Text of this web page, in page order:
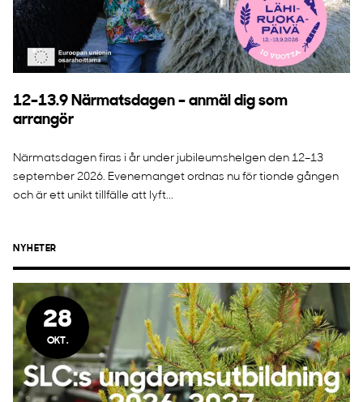
12–13.9 Närmatsdagen – anmäl dig som
arrangör
Närmatsdagen firas i år under jubileumshelgen den 12–13
september 2026. Evenemanget ordnas nu för tionde gången
och är ett unikt tillfälle att lyft...
NYHETER
28
OKT.